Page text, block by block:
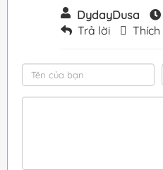
DydayDusa
Trả lời Thích